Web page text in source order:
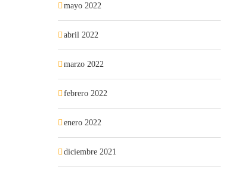
mayo 2022
abril 2022
marzo 2022
febrero 2022
enero 2022
diciembre 2021